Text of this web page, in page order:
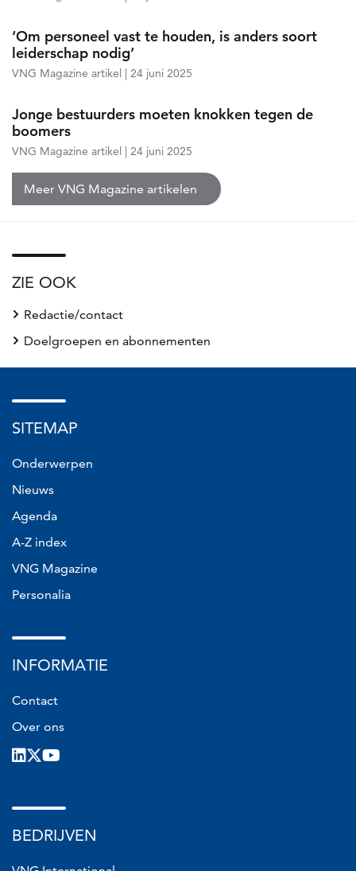
‘Om personeel vast te houden, is anders soort
leiderschap nodig’
VNG Magazine artikel 24 juni 2025
Jonge bestuurders moeten knokken tegen de
boomers
VNG Magazine artikel 24 juni 2025
Meer VNG Magazine artikelen
ZIE OOK
Redactie/contact
Doelgroepen en abonnementen
SITEMAP
Onderwerpen
Nieuws
Agenda
A-Z index
VNG Magazine
Personalia
INFORMATIE
Contact
Over ons
LinkedIn
X
BEDRIJVEN